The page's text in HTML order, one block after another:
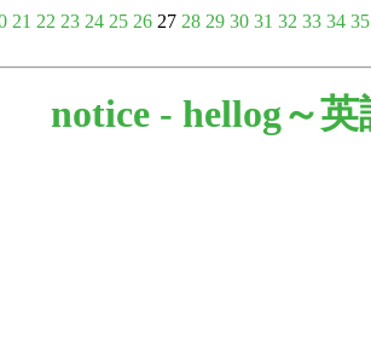
21 22 23 24 25 26 27 28 29 30 31 32 33 34 35
notice - hellog～